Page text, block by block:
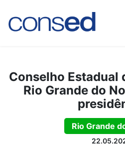
Conselho Estadual
Rio Grande do
Rio Grande